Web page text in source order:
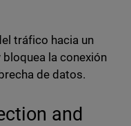
tráfico hacia un
la conexión
de datos.
and